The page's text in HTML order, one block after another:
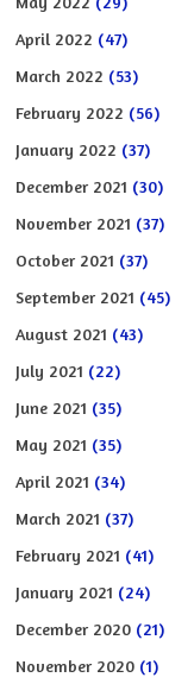
April 2022 (47)
March 2022 (53)
February 2022 (56)
January 2022 (37)
December 2021 (30)
November 2021 (37)
October 2021 (37)
September 2021 (45)
August 2021 (43)
July 2021 (22)
June 2021 (35)
May 2021 (35)
April 2021 (34)
March 2021 (37)
February 2021 (41)
January 2021 (24)
December 2020 (21)
November 2020 (1)